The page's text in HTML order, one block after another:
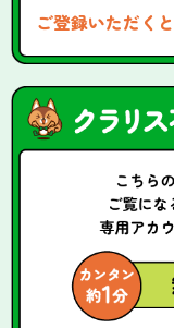
ご登録いただくと